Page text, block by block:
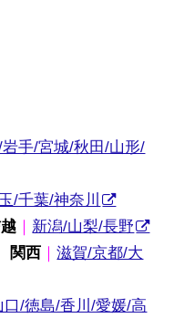
手/宮城/秋田/山形/
/千葉/神奈川
｜ 新潟/山梨/長野
関西 ｜滋賀/京都/大
/徳島/香川/愛媛/高